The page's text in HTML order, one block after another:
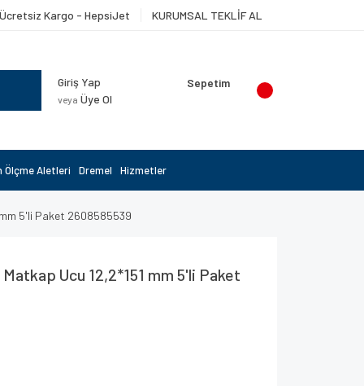
Kargo - HepsiJet KURUMSAL TEKLİF AL
Giriş Yap
veya Üye Ol
Sepetim
Ölçme Aletleri Dremel Hizmetler
5'li Paket 2608585539
Ucu 12,2*151 mm 5'li Paket